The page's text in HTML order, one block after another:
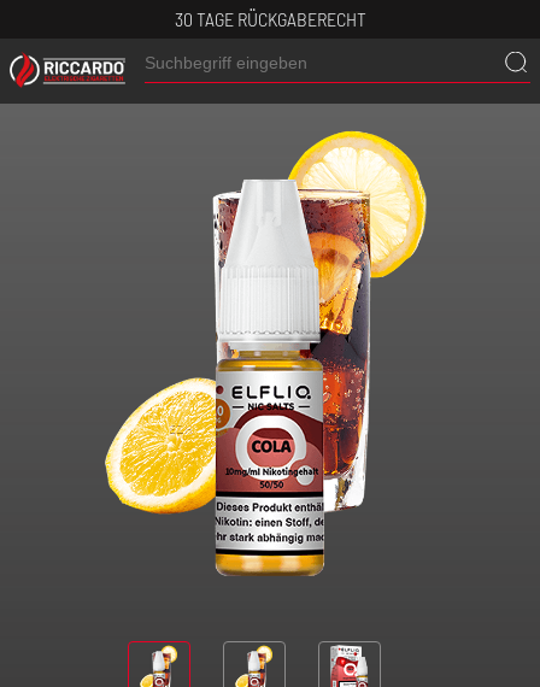
30 TAGE RÜCKGABERECHT